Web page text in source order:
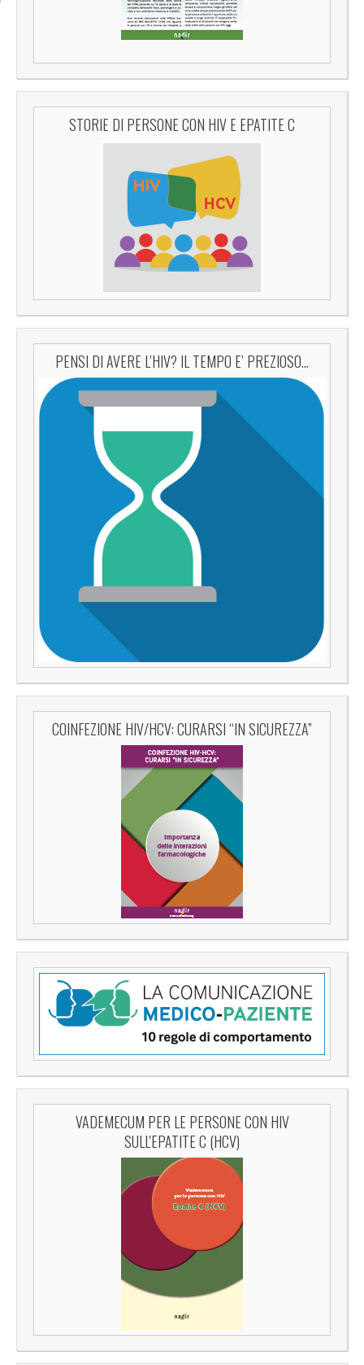
STORIE DI PERSONE CON HIV E EPATITE C
PENSI DI AVERE L’HIV? IL TEMPO E’ PREZIOSO…
COINFEZIONE HIV/HCV: CURARSI “IN SICUREZZA”
VADEMECUM PER LE PERSONE CON HIV
SULL'EPATITE C (HCV)